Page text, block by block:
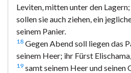
Leviten, mitten unter den
sollen sie auch ziehen, ein
seinem Panier.
18 Gegen Abend soll liegen das
seinem Heer; ihr Fürst
19 samt seinem Heer und seinen